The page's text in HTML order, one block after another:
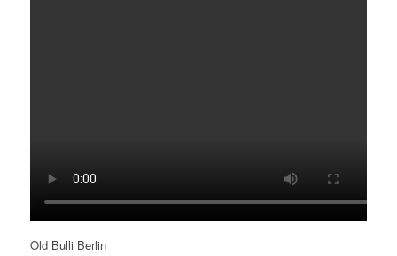
Old Bulli Berlin